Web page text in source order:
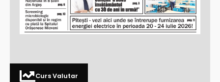
Curs Valutar